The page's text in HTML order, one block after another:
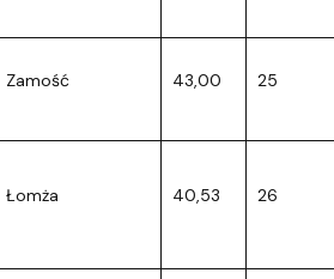
Zamość 43,00 25
Łomża 40,53 26